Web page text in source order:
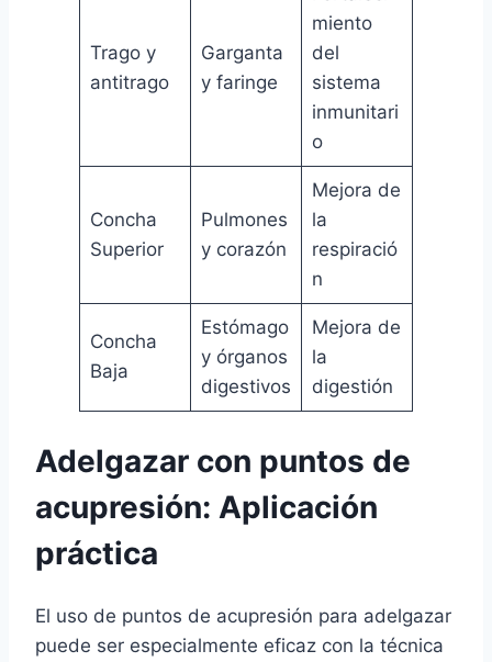
Trago y
antitrago
Garganta
y faringe
miento
del
sistema
inmunitari
o
Concha
Superior
Pulmones
y corazón
Mejora de
la
respiració
n
Concha
Baja
Estómago
y órganos
digestivos
Mejora de
la
digestión
Adelgazar con puntos de
acupresión: Aplicación
práctica
El uso de puntos de acupresión para adelgazar
puede ser especialmente eficaz con la técnica